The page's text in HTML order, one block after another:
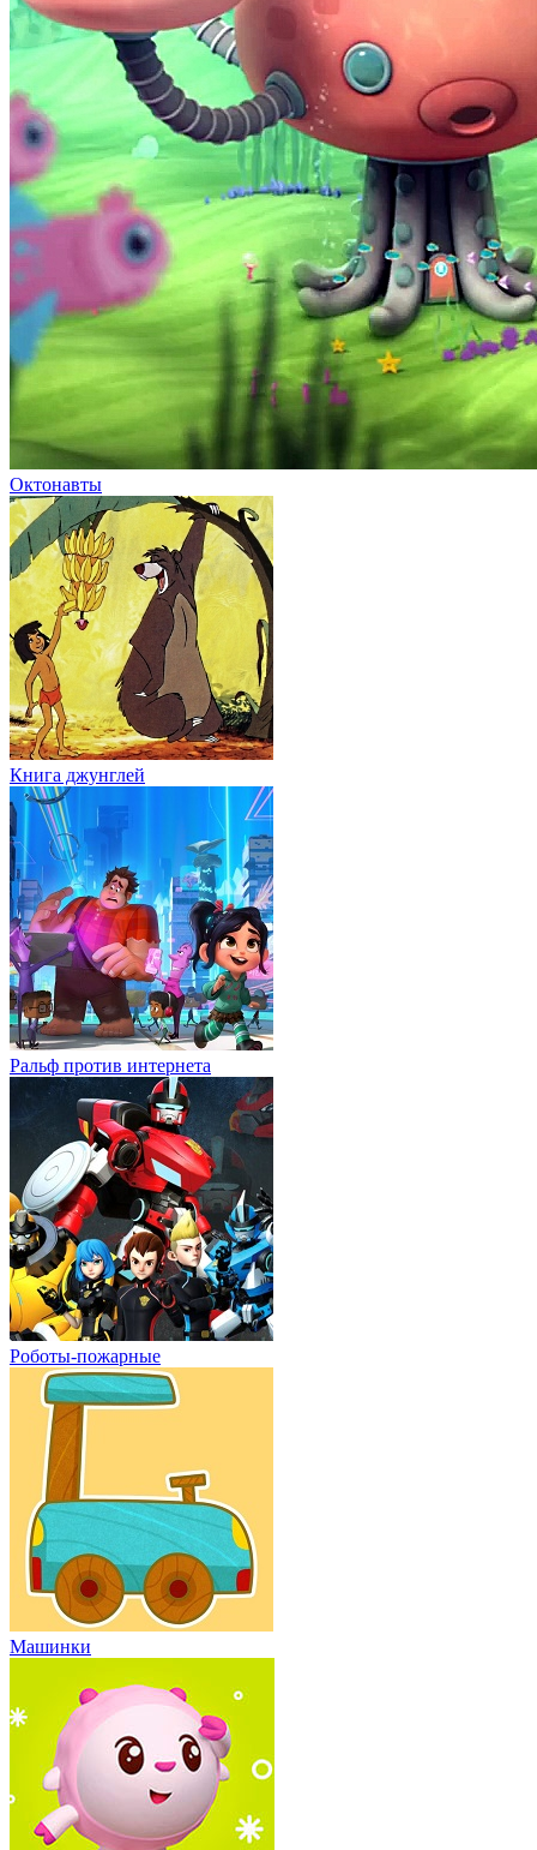
Октонавты
Книга джунглей
Ральф против интернета
Роботы-пожарные
Машинки